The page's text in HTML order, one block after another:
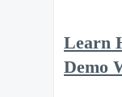
Learn
Demo